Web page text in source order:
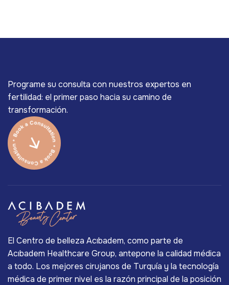
Programe su consulta con nuestros expertos en
fertilidad: el primer paso hacia su camino de
transformación.
El Centro de belleza Acıbadem, como parte de
Acıbadem Healthcare Group, antepone la calidad médica
a todo. Los mejores cirujanos de Turquía y la tecnología
médica de primer nivel es la razón principal de la posición